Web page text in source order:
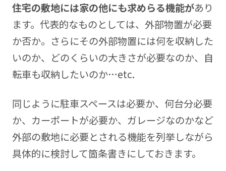
住宅の敷地には家の他にも求めらる機能があり
ます。代表的なものとしては、外部物置が必要
か否か。さらにその外部物置には何を収納した
いのか、どのくらいの大きさが必要なのか、自
転車も収納したいのか…etc.
同じように駐車スペースは必要か、何台分必要
か、カーポートが必要か、ガレージなのかなど
外部の敷地に必要とされる機能を列挙しながら
具体的に検討して箇条書きにしておきます。